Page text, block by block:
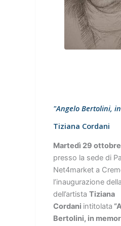
"Angelo Bertolini,
Tiziana Cordani
Martedì 29
presso la sede di
Net4market a
l’inaugurazione
dell’artista Tiziana
Cordani intitolata
Bertolini, in